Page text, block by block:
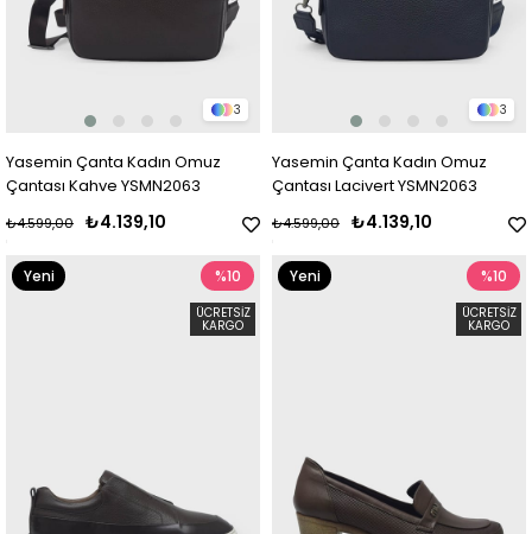
3
Yasemin Çanta Kadın Omuz
Çantası Kahve YSMN2063
₺4.139,10
₺4.599,00
3
Yasemin Çanta Kadın Omuz
Çantası Lacivert YSMN2063
₺4.139,10
₺4.599,00
%10
ÜCRETSIZ
KARGO
Yeni
%10
ÜCRETSIZ
KARGO
Yeni